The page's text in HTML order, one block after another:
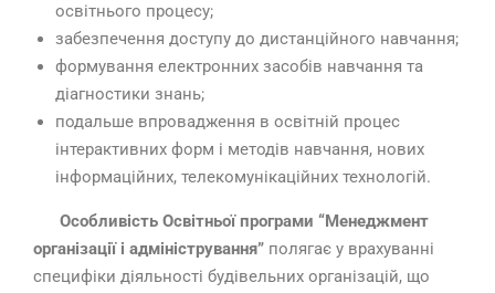
освітнього процесу;
забезпечення доступу до дистанційного навчання;
формування електронних засобів навчання та
діагностики знань;
подальше впровадження в освітній процес
інтерактивних форм і методів навчання, нових
інформаційних, телекомунікаційних технологій.
Особливість Освітньої програми “Менеджмент
організації і адміністрування” полягає у врахуванні
специфіки діяльності будівельних організацій, що